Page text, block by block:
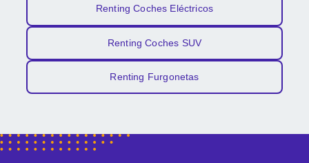
gracias por todo!
Renting Coches Eléctricos
Renting Coches SUV
Renting Furgonetas